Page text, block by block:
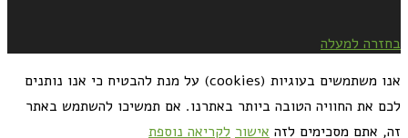
בחזרה למעלה
אנו משתמשים בעוגיות (cookies) על מנת להבטיח כי אנו נותנים
לכם את החוויה הטובה ביותר באתרנו. אם תמשיכו להשתמש באתר
זה, אתם מסכימים לזה אישור לקריאה נוספת